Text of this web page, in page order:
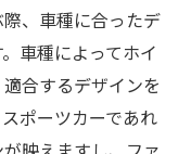
ールカバー
準
の選び方
る方法
、車種に合ったデ
車種によってホイ
合するデザインを
ポーツカーであれ